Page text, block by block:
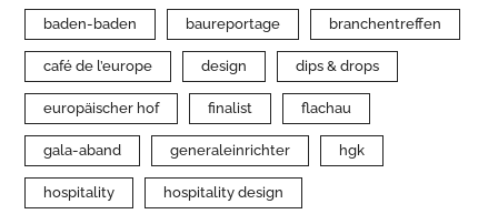
baden-baden baureportage branchentreffen
café de l’europe design dips & drops
europäischer hof finalist flachau
gala-aband generaleinrichter hgk
hospitality hospitality design